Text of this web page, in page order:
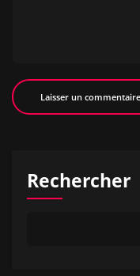
Rechercher